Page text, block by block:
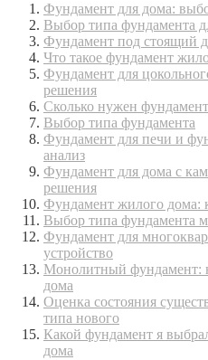
Фундамент для дома:
Выбор типа фундамента
Фундамент под стоящий
Что такое фундамент
Фундамент для
решения
Сколько нужен
Выбор типа фундамента
Фундамент для печи и
анализ
Фундамент для дома с
решения
Фундамент жилого дома:
Выбор типа фундамента
Фундамент для
устройство
Монолитный фундамент:
дома
Оценка состояния
типа нового
Какой фундамент я
дома